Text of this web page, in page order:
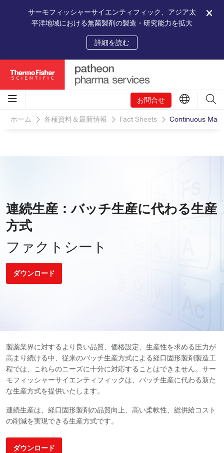
サーモフィッシャーサイエンティフィック、アジア太
平洋地域における無菌製剤の製造・研究能力を拡大
詳細を読む
お問合せ
ホーム 各種資料＆最新情報 Fact Sheets Continuous
連続生産：バッチ生産に代わる生産
方式
ファクトシート
ダウンロード
製薬業界に対するより良い品質、価格設定、生産性を求める圧力が
高まり続ける中、従来のバッチ生産方式による経口固形製剤製造工
程では、これらのニーズに十分に対応することはできません。サー
モフィッシャーサイエンティフィックは、バッチ生産に代わる新た
な生産方式を提供いたします。
連続生産は、経口固形製剤の品質向上、高い柔軟性、総供給コスト
の削減を実現できる生産方式です。
ダウンロード